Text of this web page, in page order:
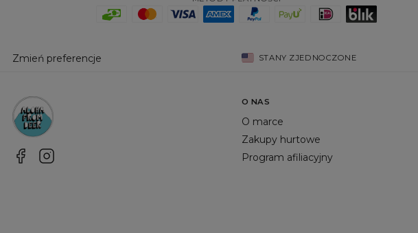
Zmień preferencje STANY ZJEDNOCZONE
O NAS
O marce
Zakupy hurtowe
Program afiliacyjny